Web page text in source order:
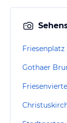
Friesenplatz